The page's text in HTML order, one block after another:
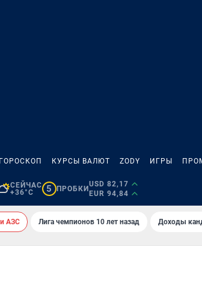
ГОРОСКОП КУРСЫ ВАЛЮТ ZODY ИГРЫ
СЕЙЧАС
+36°C
5 ПРОБКИ
USD 82,17
EUR 94,84
АЗС Лига чемпионов 10 лет назад Доходы